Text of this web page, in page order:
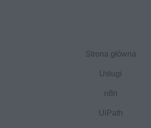
Strona główna
Usługi
n8n
UiPath